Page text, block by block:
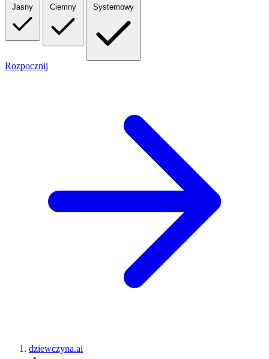
Jasny Ciemny Systemowy
Rozpocznij
dziewczyna.ai